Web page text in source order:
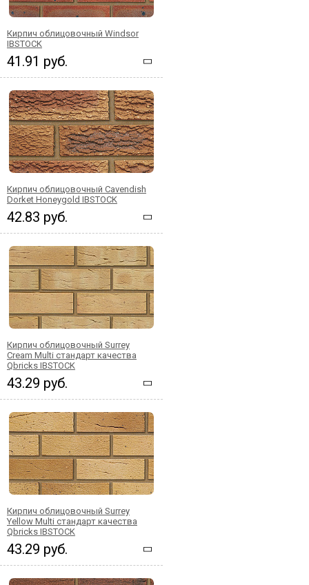
Кирпич облицовочный Windsor
IBSTOCK
41.91 руб.
Кирпич облицовочный Cavendish
Dorket Honeygold IBSTOCK
42.83 руб.
Кирпич облицовочный Surrey
Cream Multi стандарт качества
Qbricks IBSTOCK
43.29 руб.
Кирпич облицовочный Surrey
Yellow Multi стандарт качества
Qbricks IBSTOCK
43.29 руб.